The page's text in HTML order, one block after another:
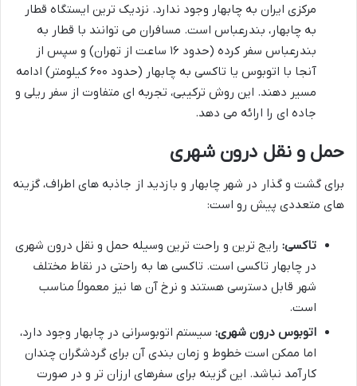
مرکزی ایران به چابهار وجود ندارد. نزدیک ترین ایستگاه قطار
به چابهار، بندرعباس است. مسافران می توانند با قطار به
بندرعباس سفر کرده (حدود ۱۶ ساعت از تهران) و سپس از
آنجا با اتوبوس یا تاکسی به چابهار (حدود ۶۰۰ کیلومتر) ادامه
مسیر دهند. این روش ترکیبی، تجربه ای متفاوت از سفر ریلی و
جاده ای را ارائه می دهد.
حمل و نقل درون شهری
برای گشت و گذار در شهر چابهار و بازدید از جاذبه های اطراف، گزینه
های متعددی پیش رو است:
تاکسی: رایج ترین و راحت ترین وسیله حمل و نقل درون شهری
در چابهار تاکسی است. تاکسی ها به راحتی در نقاط مختلف
شهر قابل دسترسی هستند و نرخ آن ها نیز معمولاً مناسب
است.
اتوبوس درون شهری: سیستم اتوبوسرانی در چابهار وجود دارد،
اما ممکن است خطوط و زمان بندی آن برای گردشگران چندان
کارآمد نباشد. این گزینه برای سفرهای ارزان تر و در صورت